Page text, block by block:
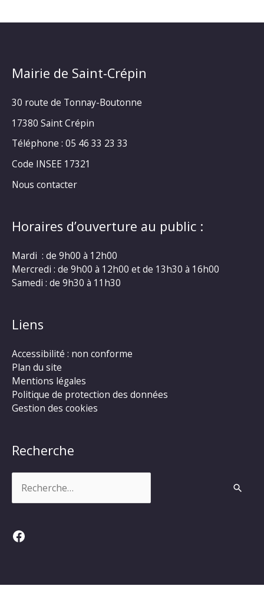
Mairie de Saint-Crépin
30 route de Tonnay-Boutonne
17380 Saint Crépin
Téléphone : 05 46 33 23 33
Code INSEE 17321
Nous contacter
Horaires d’ouverture au public :
Mardi : de 9h00 à 12h00
Mercredi : de 9h00 à 12h00 et de 13h30 à 16h00
Samedi : de 9h30 à 11h30
Liens
Accessibilité : non conforme
Plan du site
Mentions légales
Politique de protection des données
Gestion des cookies
Recherche
Facebook